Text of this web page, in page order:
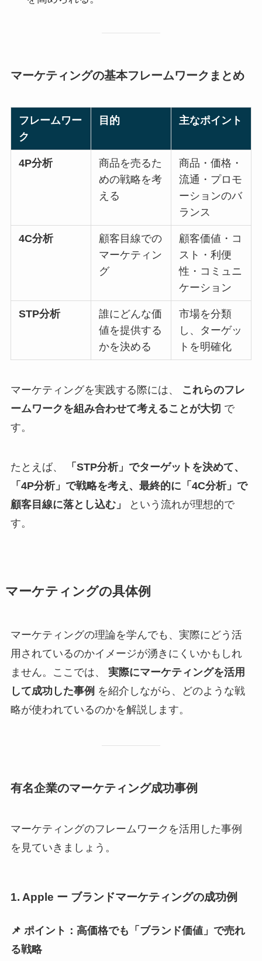
マーケティングの基本フレームワークまとめ
フレームワー
ク
目的 主なポイント
4P分析
商品を売るた
めの戦略を考
える
商品・価格・
流通・プロモ
ーションのバ
ランス
4C分析
顧客目線での
マーケティン
グ
顧客価値・コ
スト・利便
性・コミュニ
ケーション
STP分析
誰にどんな価
値を提供する
かを決める
市場を分類
し、ターゲッ
トを明確化
マーケティングを実践する際には、
これらのフレ
ームワークを組み合わせて考えることが大切 で
す。
たとえば、
「STP分析」でターゲットを決めて、
「4P分析」で戦略を考え、最終的に「4C分析」で
顧客目線に落とし込む」
という流れが理想的で
す。
マーケティングの具体例
マーケティングの理論を学んでも、実際にどう活
用されているのかイメージが湧きにくいかもしれ
ません。ここでは、 実際にマーケティングを活用
して成功した事例 を紹介しながら、どのような戦
略が使われているのかを解説します。
有名企業のマーケティング成功事例
マーケティングのフレームワークを活用した事例
を見ていきましょう。
1. Apple ー ブランドマーケティングの成功例
📌 ポイント：高価格でも「ブランド価値」で売れ
る戦略